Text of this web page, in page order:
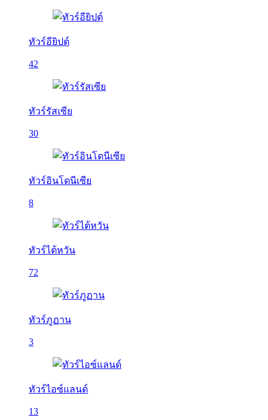
ทัวร์อียิปต์
42
ทัวร์รัสเซีย
30
ทัวร์อินโดนีเซีย
8
ทัวร์ไต้หวัน
72
ทัวร์ภูฏาน
3
ทัวร์ไอซ์แลนด์
13